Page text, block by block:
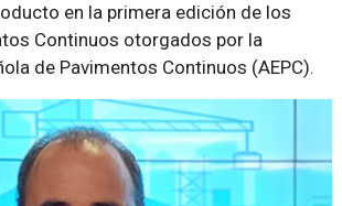
en la primera edición de los
Continuos otorgados por la
de Pavimentos Continuos (AEPC).